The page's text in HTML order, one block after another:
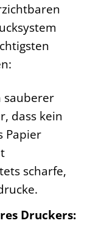
sauberer
dass kein
Papier
scharfe,
Druckers: